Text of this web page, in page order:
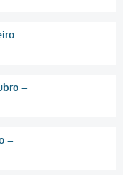
–
–
–